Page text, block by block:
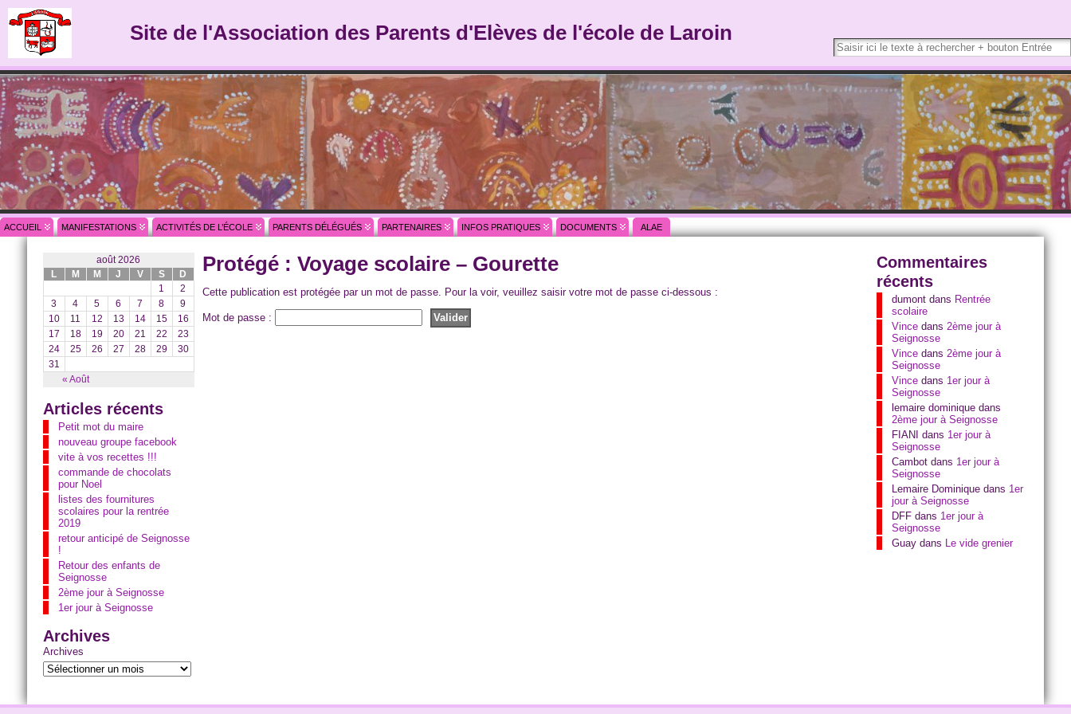
Site de l'Association des Parents d'Elèves de l'école de Laroin
ACCUEIL MANIFESTATIONS ACTIVITÉS DE L’ÉCOLE PARENTS DÉLÉGUÉS PARTENAIRES INFOS PRATIQUES DOCUMENTS ALAE
août 2026
L
M M J V S D
« Août
1
2
3
4 5 6 7 8
9
10
11 12 13 14 15
16
17
18 19 20 21 22
23
24
25 26 27 28 29
30
31
Articles récents
Petit mot du maire
nouveau groupe facebook
vite à vos recettes !!!
commande de chocolats
pour Noel
listes des fournitures
scolaires pour la rentrée
2019
retour anticipé de Seignosse
!
Retour des enfants de
Seignosse
2ème jour à Seignosse
1er jour à Seignosse
Archives
Archives
Protégé : Voyage scolaire – Gourette
Cette publication est protégée par un mot de passe. Pour la voir, veuillez saisir votre mot de passe ci-dessous :
Mot de passe :
Commentaires
récents
dumontdans Rentrée
scolaire
Vincedans 2ème jour à
Seignosse
Vincedans 2ème jour à
Seignosse
Vincedans 1er jour à
Seignosse
lemaire dominiquedans
2ème jour à Seignosse
FIANI dans 1er jour à
Seignosse
Cambotdans 1er jour à
Seignosse
Lemaire Dominiquedans 1er
jour à Seignosse
DFFdans 1er jour à
Seignosse
Guaydans Le vide grenier